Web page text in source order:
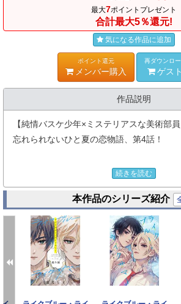
最大7ポイントプレゼント
合計最大5％還元!
気になる作品に追加
ポイント還元
メンバー購入
再ダウンロ
ゲス
作品説明
【純情バスケ少年×ミステリアスな美術部
忘れられないひと夏の恋物語、第4話！
放課後、今日も絵のモデルを行う中で
ケガが順調に回復していることを報告する
すると、櫂斗から「今日でモデルは終わり
げられる。
動揺する弾だったが、櫂斗は譲らずに弾
続きを読む
本作品のシリーズ紹介